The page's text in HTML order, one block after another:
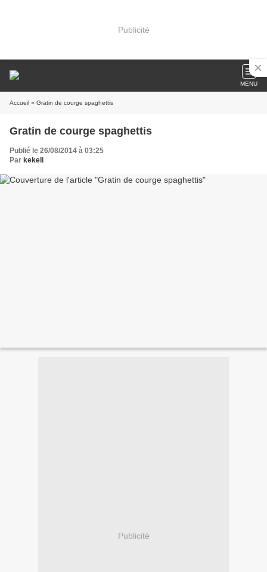
Publicité
MENU
Accueil » Gratin de courge spaghettis
Gratin de courge spaghettis
Publié le 26/08/2014 à 03:25
Par kekeli
Publicité